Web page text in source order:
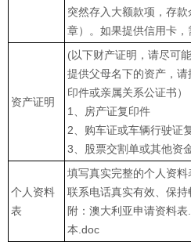
突然存入大额款项，存
章）。如果提供信用卡，
资产证明
(以下财产证明，请尽可
提供父母名下的资产，
印件或亲属关系公证书）
1、房产证复印件
2、购车证或车辆行驶证
3、股票交割单或其他资
个人资料
表
填写真实完整的个人资
联系电话真实有效、保持
附：澳大利亚申请资料
本.doc